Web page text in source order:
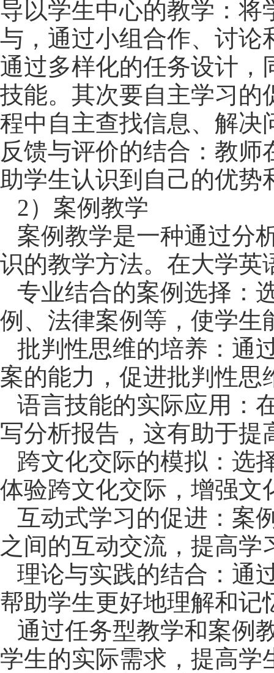
导以学生中心的教学：将
与，通过小组合作、讨论
通过多样化的任务设计，
技能。 其次要自主学习的
程中自主查找信息、解决
反馈与评价的结合：教
助学生认识到自己的优势
2） 案例教学
案例教学是一种通过分
识的教学方法。在大学英
专业结合的案例选择：
例、法律案例等，使学生
批判性思维的培养：通
案的能力，促进批判性思
语言技能的实际应用：
写分析报告，这有助于提
跨文化交际的模拟：选
体验跨文化交际，增强文
互动式学习的促进：案
之间的互动交流，提高学
理论与实践的结合：通
帮助学生更好地理解和记
通过任务型教学和案例
学生的实际需求，提高学